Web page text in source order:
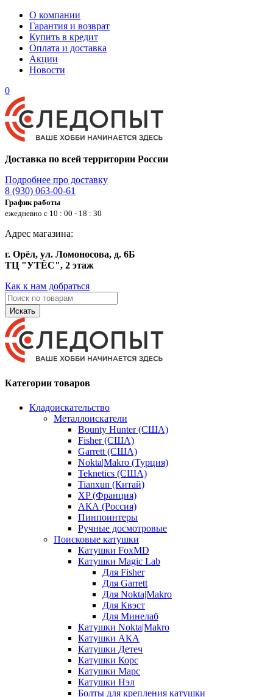
О компании
Гарантия и возврат
Купить в кредит
Оплата и доставка
Акции
Новости
0
Доставка по всей территории России
Подробнее про доставку
8 (930) 063-00-61
График работы
ежедневно с 10 : 00 - 18 : 30
Адрес магазина:
г. Орёл, ул. Ломоносова, д. 6Б
ТЦ "УТЁС", 2 этаж
Как к нам добраться
Искать
Категории товаров
Кладоискательство
Металлоискатели
Bounty Hunter (США)
Fisher (США)
Garrett (США)
Nokta|Makro (Турция)
Teknetics (США)
Tianxun (Китай)
XP (Франция)
АКА (Россия)
Пинпоинтеры
Ручные досмотровые
Поисковые катушки
Катушки FoxMD
Катушки Magic Lab
Для Fisher
Для Garrett
Для Nokta|Makro
Для Квэст
Для Минелаб
Катушки Nokta|Makro
Катушки АКА
Катушки Детеч
Катушки Корс
Катушки Марс
Катушки Нэл
Болты для крепления катушки